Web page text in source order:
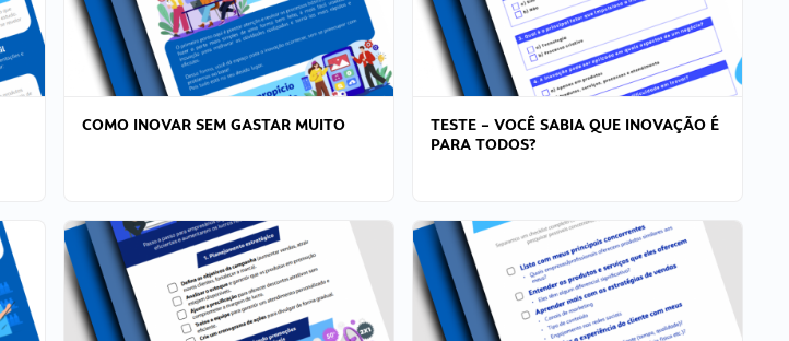
COMO INOVAR SEM GASTAR MUITO
TESTE – VOCÊ SABIA QUE INOVAÇÃO É
PARA TODOS?